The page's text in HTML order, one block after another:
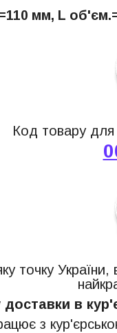
мм, L
Код товару
точку
в
з